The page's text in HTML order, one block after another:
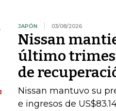
JAPÓN 03/08/2026
Nissan
último
de
Nissan mantuvo su
e ingresos de